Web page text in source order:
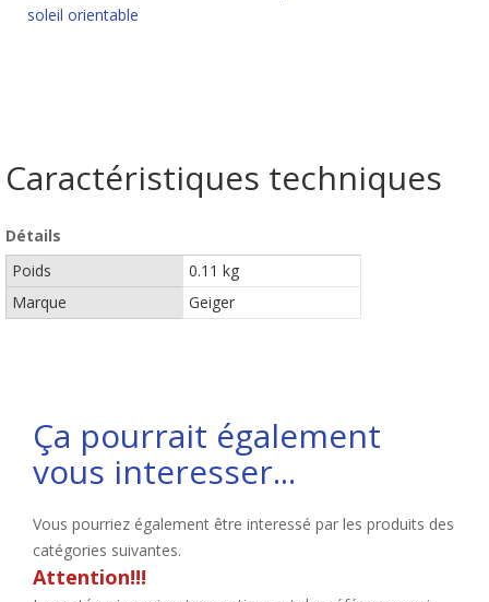
soleil orientable
Caractéristiques techniques
Détails
Poids
0.11 kg
Marque
Geiger
Ça pourrait également
vous interesser...
Vous pourriez également être interessé par les produits des
catégories suivantes.
Attention!!!